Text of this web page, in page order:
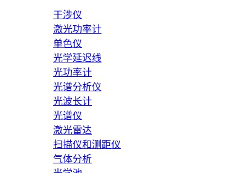
干涉仪
激光功率计
单色仪
光学延迟线
光功率计
光谱分析仪
光波长计
光谱仪
激光雷达
扫描仪和测距仪
气体分析